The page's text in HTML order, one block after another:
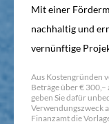
Mit einer
nachhaltig und
vernünftige
Aus Kostengründen
Beträge über €
geben Sie dafür
Verwendungszweck
Finanzamt die